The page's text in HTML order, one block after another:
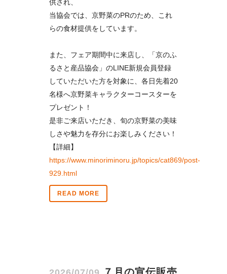
供され、
当協会では、京野菜のPRのため、これ
らの食材提供をしています。
また、フェア期間中に来店し、「京のふ
るさと産品協会」のLINE新規会員登録
していただいた方を対象に、各日先着20
名様へ京野菜キャラクターコースターを
プレゼント！
是非ご来店いただき、旬の京野菜の美味
しさや魅力を存分にお楽しみください！
【詳細】
https://www.minoriminoru.jp/topics/cat869/post-
929.html
READ MORE